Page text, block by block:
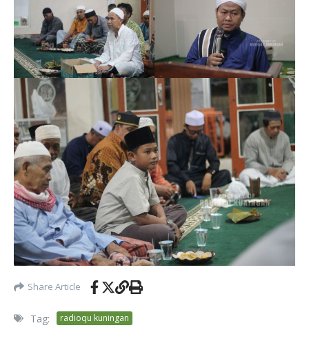
Share Article
Tag: radioqu kuningan